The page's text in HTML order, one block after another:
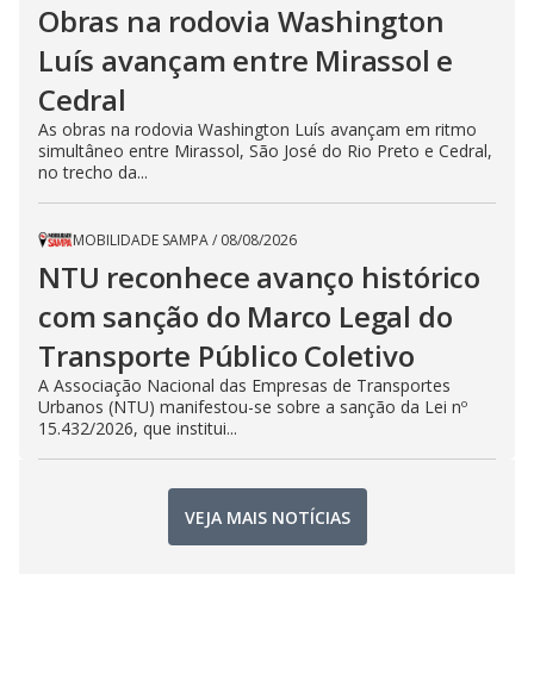
Obras na rodovia Washington
Luís avançam entre Mirassol e
Cedral
As obras na rodovia Washington Luís avançam em ritmo
simultâneo entre Mirassol, São José do Rio Preto e Cedral,
no trecho da...
MOBILIDADE SAMPA/ 08/08/2026
NTU reconhece avanço histórico
com sanção do Marco Legal do
Transporte Público Coletivo
A Associação Nacional das Empresas de Transportes
Urbanos (NTU) manifestou-se sobre a sanção da Lei nº
15.432/2026, que institui...
VEJA MAIS NOTÍCIAS